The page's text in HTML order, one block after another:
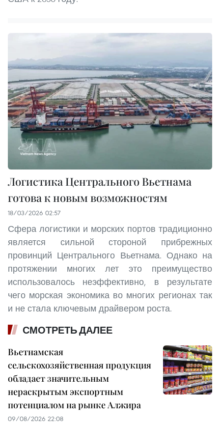
Логистика Центрального Вьетнама
готова к новым возможностям
18/03/2026 02:57
Сфера логистики и морских портов традиционно
является сильной стороной прибрежных
провинций Центрального Вьетнама. Однако на
протяжении многих лет это преимущество
использовалось неэффективно, в результате
чего морская экономика во многих регионах так
и не стала ключевым драйвером роста.
СМОТРЕТЬ ДАЛЕЕ
Вьетнамская
сельскохозяйственная продукция
обладает значительным
нераскрытым экспортным
потенциалом на рынке Алжира
09/08/2026 22:08